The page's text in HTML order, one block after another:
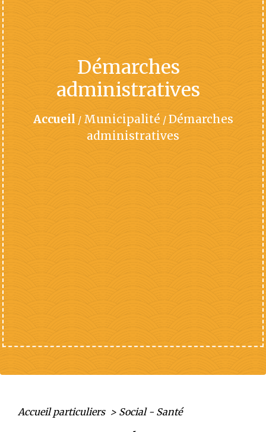
Démarches
administratives
Accueil / Municipalité / Démarches
administratives
Accueil particuliers > Social - Santé